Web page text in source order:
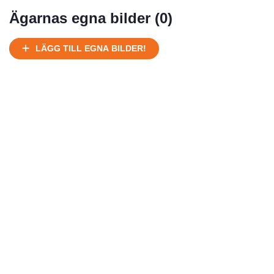
Under normalt skick, kan kräva reparation
Ägarnas egna bilder (0)
LÄGG TILL EGNA BILDER!